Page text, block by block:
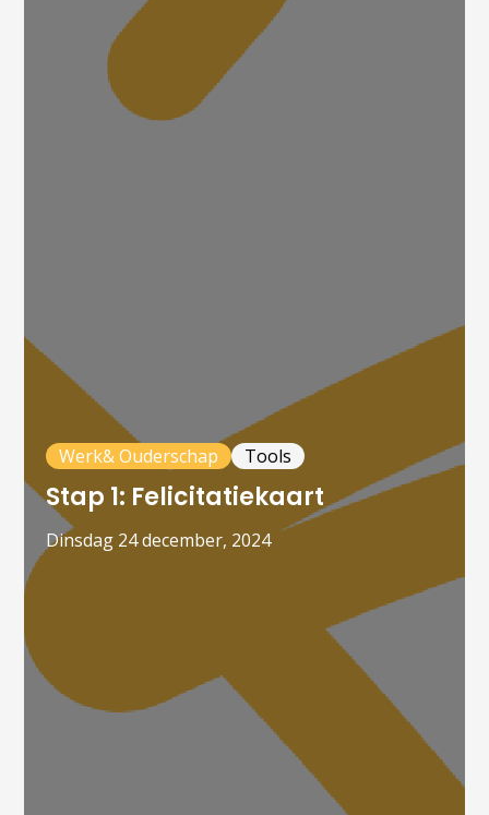
Werk& Ouderschap Tools
Stap 1: Felicitatiekaart
dinsdag 24 december, 2024